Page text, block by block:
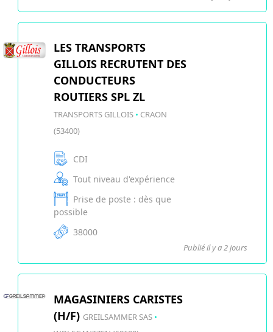
LES TRANSPORTS
GILLOIS RECRUTENT DES
CONDUCTEURS
ROUTIERS SPL ZL
TRANSPORTS GILLOIS • CRAON
(53400)
CDI
Tout niveau d'expérience
Prise de poste : dès que
possible
38000
Publié il y a 2 jours
MAGASINIERS CARISTES
(H/F) GREILSAMMER SAS •